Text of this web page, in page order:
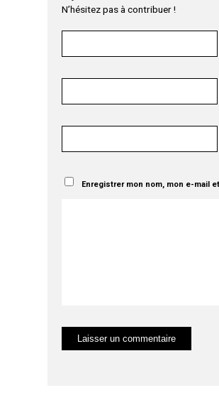
N’hésitez pas à contribuer !
Enregistrer mon nom, mon e-mail